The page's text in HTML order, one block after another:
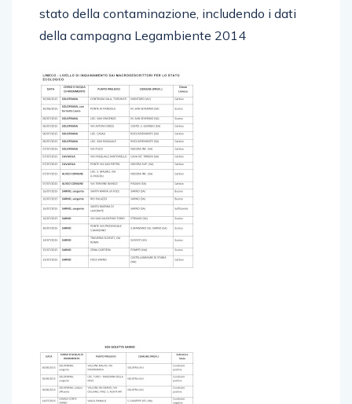
stato della contaminazione, includendo i dati
della campagna Legambiente 2014